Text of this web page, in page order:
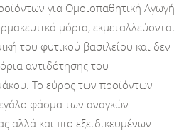
για Ομοιοπαθητική Αγωγή
μόρια, εκμεταλλεύονται
του φυτικού βασιλείου και δεν
αντιδότησης του
Το εύρος των προϊόντων
φάσμα των αναγκών
αλλά και πιο εξειδικευμένων